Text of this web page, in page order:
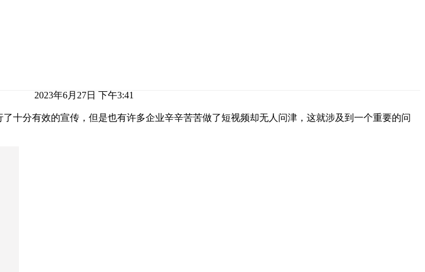
2023年6月27日 下午3:41
十分有效的宣传，但是也有许多企业辛辛苦苦做了短视频却无人问津，这就涉及到一个重要的问